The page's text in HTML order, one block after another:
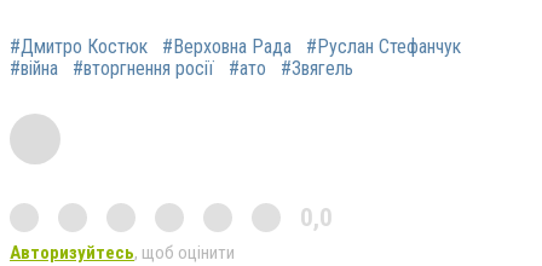
#Дмитро Костюк #Верховна Рада
#Руслан Стефанчук
#війна
#вторгнення росії #ато #Звягель
0,0
Авторизуйтесь, щоб оцінити